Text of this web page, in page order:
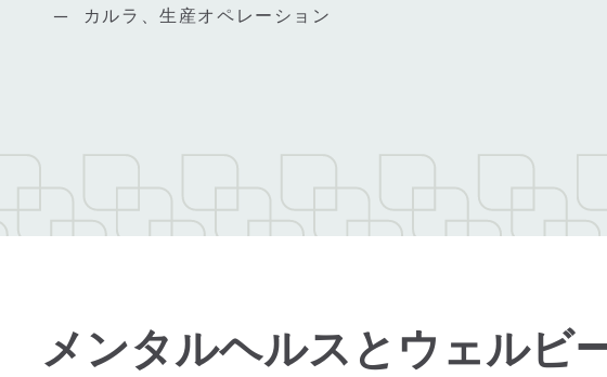
カルラ、生産オペレーション
メンタルヘルスとウェルビ